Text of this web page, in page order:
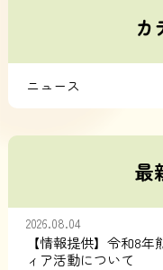
カ
ニュース
最
2026.08.04
【情報提供】令和8
ィア活動について